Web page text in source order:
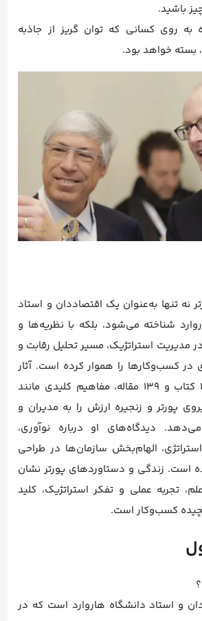
باشید.
به روی کسانی که توان گریز از جاذبه
بسته خواهد بود.
نه تنها به‌عنوان یک اقتصاددان و استاد
شناخته می‌شود، بلکه با نظریه‌ها و
استراتژیک، مسیر تحلیل رقابت و
در کسب‌وکارها را هموار کرده است. آثار
او، شامل بیش از ۱۹ کتاب و ۱۳۹ مقاله، مفاهیم کلیدی مانند
پورتر و زنجیره ارزش را به مدیران و
دیدگاه‌های او درباره نوآوری،
الهام‌بخش سازمان‌ها در طراحی
است. زندگی و دستاوردهای پورتر نشان
تجربه عملی و تفکر استراتژیک، کلید
کسب‌وکار است.
و استاد دانشگاه هاروارد است که در